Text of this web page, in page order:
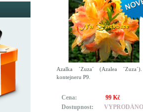
Azalka ´Zuza´ (Azalea
kontejneru P9.
Cena:
99 Kč
Dostupnost:
VYPRODÁNO